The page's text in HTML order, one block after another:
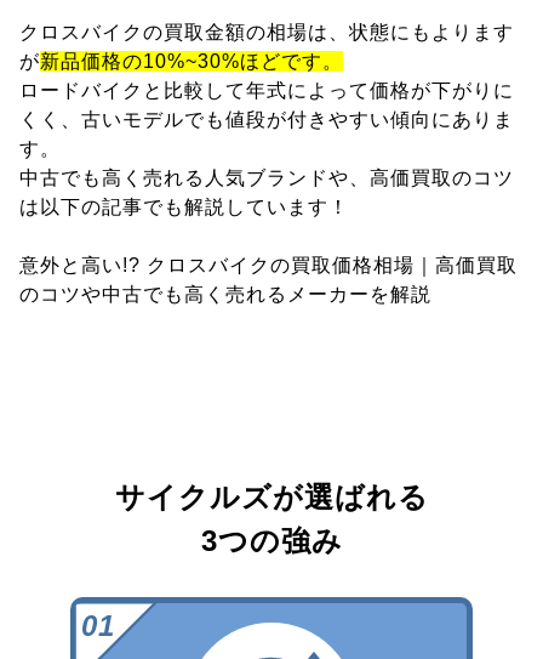
クロスバイクの買取金額の相場は、状態にもよります
が新品価格の10%~30%ほどです。
ロードバイクと比較して年式によって価格が下がりに
くく、古いモデルでも値段が付きやすい傾向にありま
す。
中古でも高く売れる人気ブランドや、高価買取のコツ
は以下の記事でも解説しています！
意外と高い!? クロスバイクの買取価格相場｜高価買取
のコツや中古でも高く売れるメーカーを解説
サイクルズが選ばれる
3つの強み